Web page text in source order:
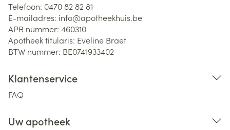
Telefoon: 0470 82 82 81
E-mailadres: info@apotheekhuis.be
APB nummer: 460310
Apotheek titularis: Eveline Braet
BTW nummer: BE0741933402
Klantenservice
FAQ
Uw apotheek